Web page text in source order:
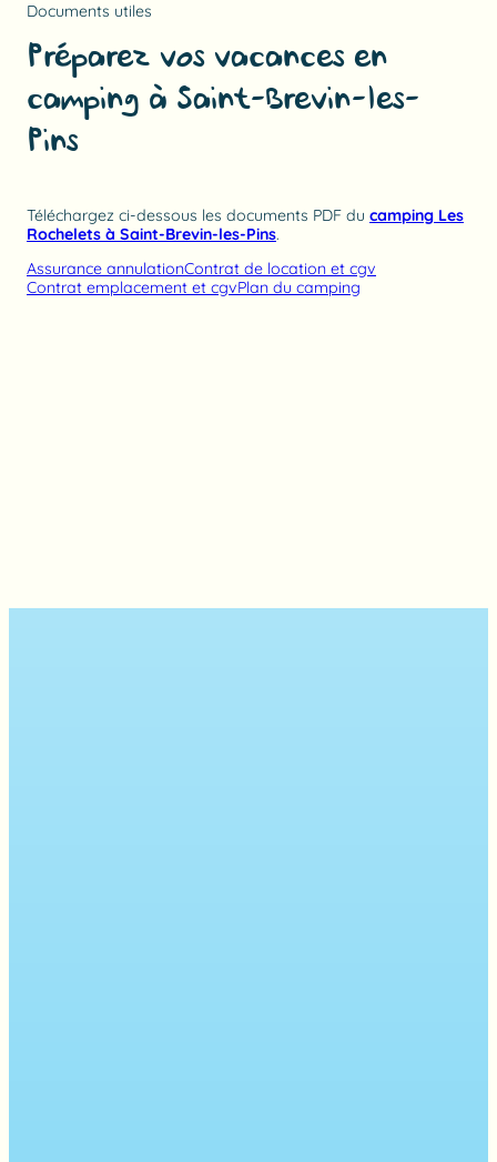
Documents utiles
Préparez vos vacances en
camping à Saint-Brevin-les-
Pins
Téléchargez ci-dessous les documents PDF du camping Les
Rochelets à Saint-Brevin-les-Pins.
Assurance annulationContrat de location et cgv
Contrat emplacement et cgvPlan du camping